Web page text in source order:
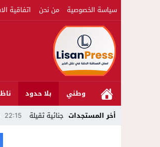
سياسة الخصوصية من نحن اتفاقية
وطني بلا حدود
أخر المستجدات
22:15